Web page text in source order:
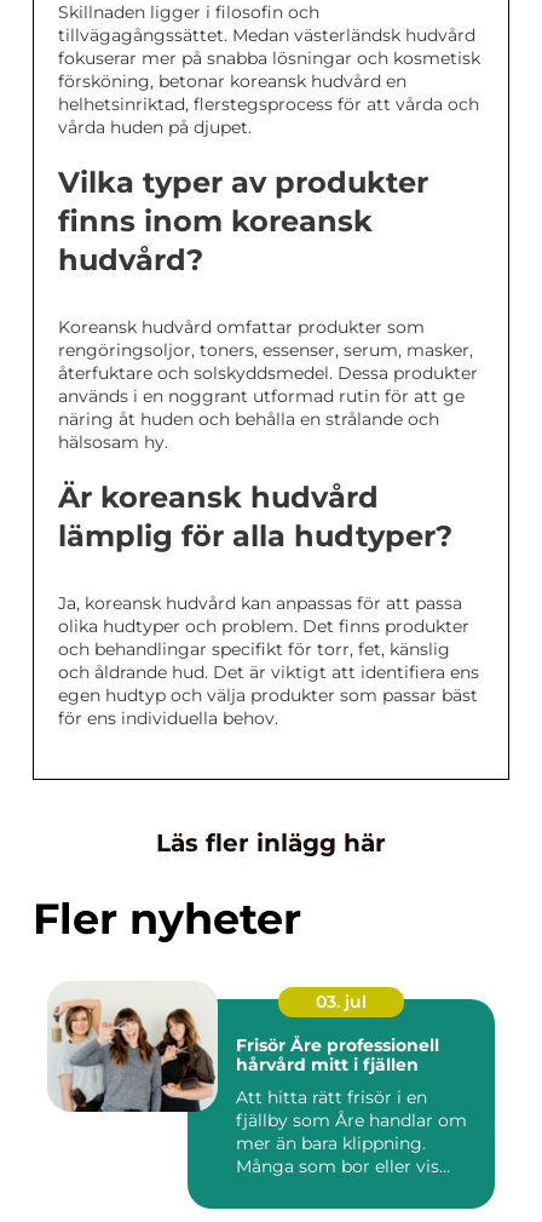
Skillnaden ligger i filosofin och
tillvägagångssättet. Medan västerländsk hudvård
fokuserar mer på snabba lösningar och kosmetisk
försköning, betonar koreansk hudvård en
helhetsinriktad, flerstegsprocess för att vårda och
vårda huden på djupet.
Vilka typer av produkter
finns inom koreansk
hudvård?
Koreansk hudvård omfattar produkter som
rengöringsoljor, toners, essenser, serum, masker,
återfuktare och solskyddsmedel. Dessa produkter
används i en noggrant utformad rutin för att ge
näring åt huden och behålla en strålande och
hälsosam hy.
Är koreansk hudvård
lämplig för alla hudtyper?
Ja, koreansk hudvård kan anpassas för att passa
olika hudtyper och problem. Det finns produkter
och behandlingar specifikt för torr, fet, känslig
och åldrande hud. Det är viktigt att identifiera ens
egen hudtyp och välja produkter som passar bäst
för ens individuella behov.
Läs fler inlägg här
Fler nyheter
03. jul
Frisör Åre professionell
hårvård mitt i fjällen
Att hitta rätt frisör i en
fjällby som Åre handlar om
mer än bara klippning.
Många som bor eller vis...